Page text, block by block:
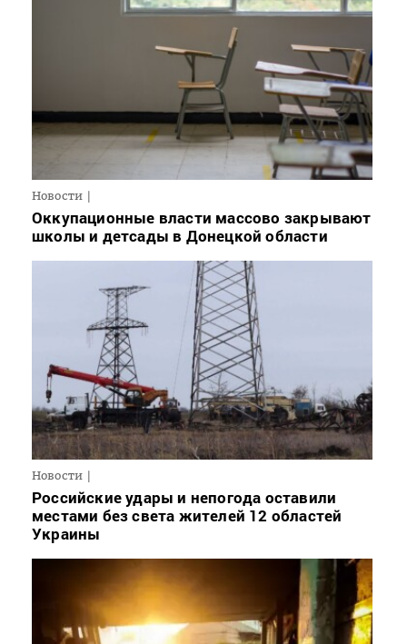
Новости
Оккупационные власти массово закрывают
школы и детсады в Донецкой области
Новости
Российские удары и непогода оставили
местами без света жителей 12 областей
Украины